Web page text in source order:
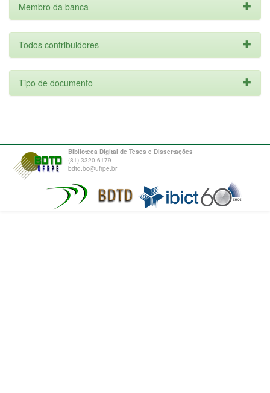
Membro da banca
Todos contribuidores
Tipo de documento
Biblioteca Digital de Teses e Dissertações
(81) 3320-6179
bdtd.bc@ufrpe.br